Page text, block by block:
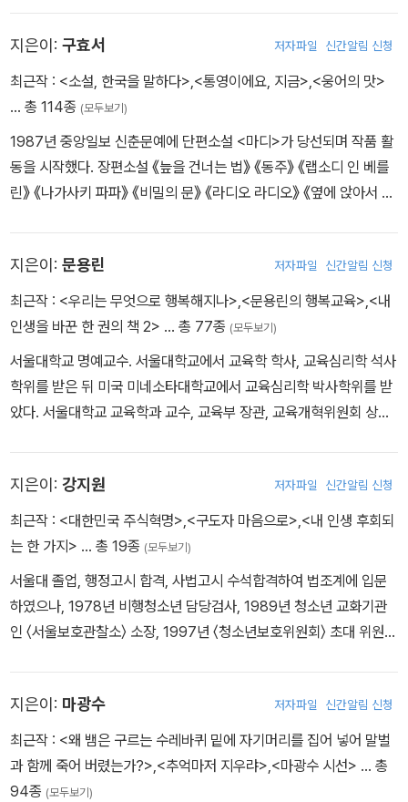
『바람으로 그린 그림』, 2023년 장편소설 『죽어나간 시간을 위한 애
도』를 발표하며 상처를 끌어안는 사랑의 향기를 전했다. 그 외에도
자박 걸어요』 『하루사용설명서』 『인생견문록』 『인생사용설명서』 『인
생사용설명서 두 번째 이야기』 『그게 뭐 어쨌다고?』 『인생을 맛있게
사는 지혜』 등의 에세이, 시집 『한 잎의 사랑』 동화 『수업이 끝나면 미
래로 갈 거야』 등 140여 권의 책을 출간하면서 신념 있는 삶을 살아
가는 기쁨을 독자들과 함께 나누고 있다.
에도 많은 관심을 기울이고 있다. 2010년 대한적십자사 친선대사로
임명되어 소외 계층을 돕기 위해 자선공연을 진행해 출연료 전액을
기부하였다. 그 밖에도 동물에 대한 관심과 보호를 위해서도 앞장서
되었고, 꾸준히 동물보호를 위한 기부와 여러 활동을 이어나가는 중
이다.
지은이: 구효서 저자파일 신간알림 신청
최근작 : <소설, 한국을 말하다>,<통영이에요, 지금>,<웅어의 맛>
… 총 114종 (모두보기)
1987년 중앙일보 신춘문예에 단편소설 <마디>가 당선되며 작품 활
동을 시작했다. 장편소설 《늪을 건너는 법》 《동주》 《랩소디 인 베를
린》 《나가사키 파파》 《비밀의 문》 《라디오 라디오》 《옆에 앉아서 좀
렸던 자리》 《아침 깜짝 물결무늬 풍뎅이》, 산문집 《인생은 깊어간다》
《인생은 지나간다》 《소년은 지나간다》가 있다. 이상문학상, 한국일
보문학상, 이효석문학상, 황순원문학상, 대산문학상, 동인문학상 등
지은이: 문용린 저자파일 신간알림 신청
최근작 : <우리는 무엇으로 행복해지나>,<문용린의 행복교육>,<내
인생을 바꾼 한 권의 책 2> … 총 77종 (모두보기)
서울대학교 명예교수. 서울대학교에서 교육학 학사, 교육심리학 석사
학위를 받은 뒤 미국 미네소타대학교에서 교육심리학 박사학위를 받
았다. 서울대학교 교육학과 교수, 교육부 장관, 교육개혁위원회 상임
며, 정서지능에 관한 연구를 통해 우리 실정에 맞춘 현장 중심의 지능
개발에 관한 획기적인 방법론을 제시하고 있다. 감역서로는 《열정과
기질》, 《통찰과 포용》이 있고, 역서로는 《굿워크》, 《다중지능: 인간
별세했다.
지은이: 강지원 저자파일 신간알림 신청
최근작 : <대한민국 주식혁명>,<구도자 마음으로>,<내 인생 후회되
는 한 가지> … 총 19종 (모두보기)
서울대 졸업, 행정고시 합격, 사법고시 수석합격하여 법조계에 입문
하였으나, 1978년 비행청소년 담당검사, 1989년 청소년 교화기관
인 〈서울보호관찰소〉 소장, 1997년 〈청소년보호위원회〉 초대 위원장
률지원단〉 단장, 〈성매매방지기획단〉 단장, 〈정보통신윤리위원회〉 위
원장, 〈자살예방대책추진위원회〉 위원장, 〈사회통합 지역위원회〉 위
원장, 정치개혁을 위한 〈한국매니페스토실천본부〉 상임대표 등으로
활동하였고, 현재에도 장애인을 위한 〈푸르메재단〉 이사장, 청소년교
지은이: 마광수 저자파일 신간알림 신청
최근작 : <왜 뱀은 구르는 수레바퀴 밑에 자기머리를 집어 넣어 말벌
과 함께 죽어 버렸는가?>,<추억마저 지우랴>,<마광수 시선> … 총
94종 (모두보기)